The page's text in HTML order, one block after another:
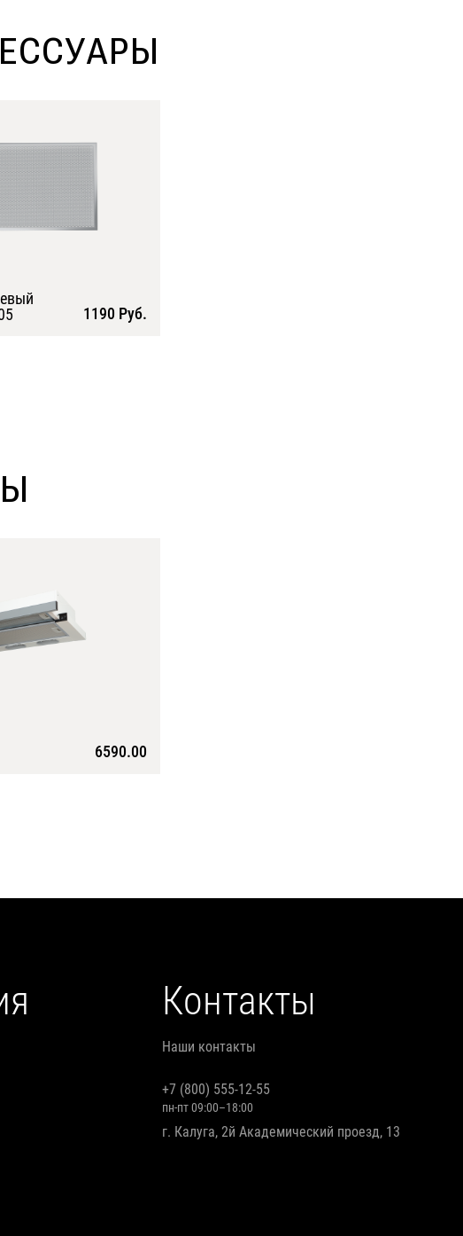
1190 Руб.
6590.00
Контакты
Наши контакты
+7 (800) 555-12-55
пн-пт 09:00–18:00
г. Калуга, 2й Академический проезд, 13